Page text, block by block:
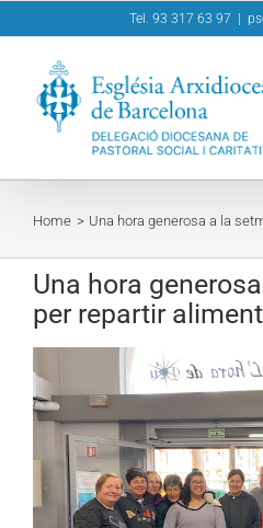
to
Tel. 93 317 63 97
Home Una hora generosa a la
Una hora
per repartir
Larger
Image